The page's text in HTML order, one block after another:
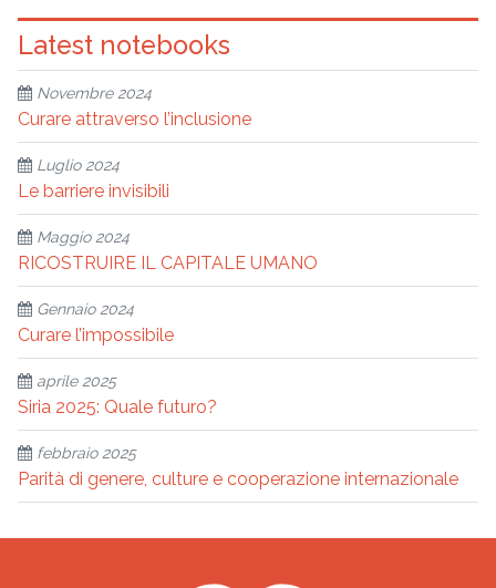
Latest notebooks
Novembre 2024
Curare attraverso l’inclusione
Luglio 2024
Le barriere invisibili
Maggio 2024
RICOSTRUIRE IL CAPITALE UMANO
Gennaio 2024
Curare l’impossibile
aprile 2025
Siria 2025: Quale futuro?
febbraio 2025
Parità di genere, culture e cooperazione internazionale